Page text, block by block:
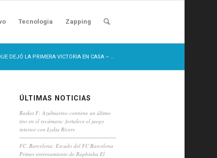
Tecnologia Zapping
DEJÓ LA PRIMERA VICTORIA EN CASA – ...
ÚLTIMAS NOTICIAS
Basket F: Azulmarino contiene un último
tiro en el recámara: fortalece el juego
interior con Lydia Rivers
FC. Barcelona: Escudo del FC Barcelona
Primer entrenamiento de Raphinha El